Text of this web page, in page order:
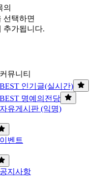
의
선택하면
추가됩니다.
뮤니티
BEST 인기글(실시간)
BEST 명예의전당
자유게시판 (익명)
이벤트
공지사항